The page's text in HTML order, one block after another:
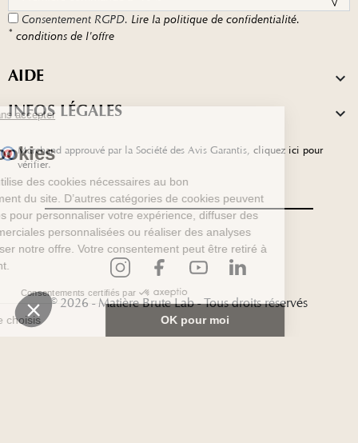
Consentement RGPD. Lire la politique de confidentialité.
* conditions de l'offre
AIDE 
INFOS LÉGALES 
Marchand approuvé par la Société des Avis Garantis, cliquez ici pour
vérifier.
© 2026 - Matière Brute Lab - Tous droits réservés